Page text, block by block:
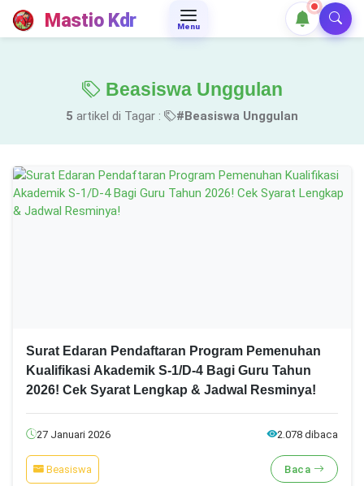
Mastio Kdr Menu
Beasiswa Unggulan
5 artikel di Tagar : #Beasiswa Unggulan
Surat Edaran Pendaftaran Program Pemenuhan
Kualifikasi Akademik S-1/D-4 Bagi Guru Tahun
2026! Cek Syarat Lengkap & Jadwal Resminya!
27 Januari 2026 2.078 dibaca
Beasiswa Baca